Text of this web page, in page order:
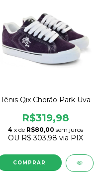
Tênis Qix Chorão Park Uva
R$319,98
4 x de R$80,00 sem juros
OU R$ 303,98 via PIX
COMPRAR